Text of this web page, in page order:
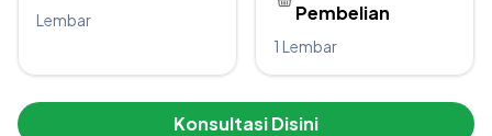
Lembar
Pembelian
1 Lembar
Konsultasi Disini